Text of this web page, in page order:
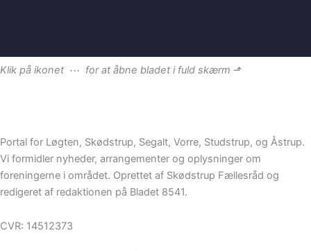
Klik på ikonet ⋯ for at åbne bladet i fuld skærm ⬏
Portal for Løgten, Skødstrup, Segalt, Vorre, Studstrup, og Åstrup.
Vi formidler nyheder, arrangementer og oplysninger om
foreningerne i området. Oprettet af Skødstrup Fællesråd og
redigeret af redaktionen på Bladet 8541.
CVR: 14512373